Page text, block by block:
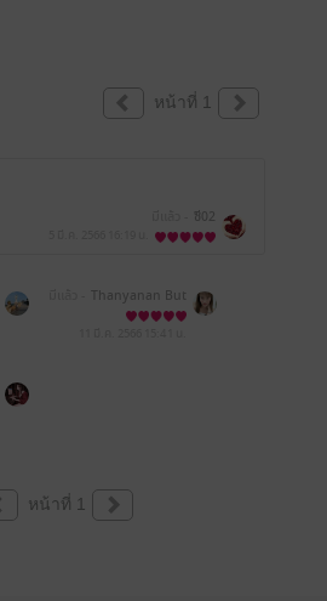
หน้าที่ 1
ซี02
Thanyanan But
prom
หน้าที่ 1